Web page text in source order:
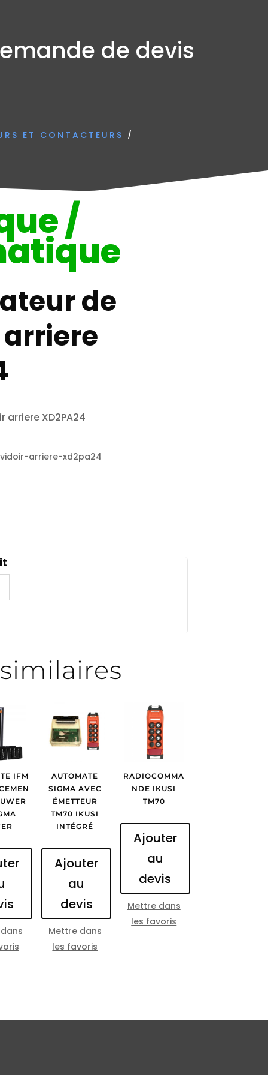
de devis
ET CONTACTEURS /
/
de
XD2PA24
arriere-xd2pa24
IFM
AUTOMATE
SIGMA AVEC
ÉMETTEUR
TM70 IKUSI
INTÉGRÉ
Ajouter
au
devis
Mettre dans
les favoris
RADIOCOMMA
NDE IKUSI
TM70
Ajouter
au
devis
Mettre dans
les favoris